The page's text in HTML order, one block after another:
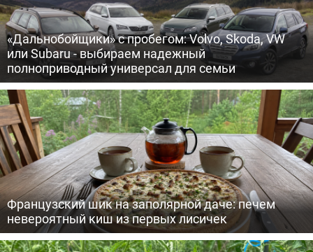
«Дальнобойщики» с пробегом: Volvo, Skoda, VW
или Subaru - выбираем надежный
полноприводный универсал для семьи
Французский шик на заполярной даче: печем
невероятный киш из первых лисичек